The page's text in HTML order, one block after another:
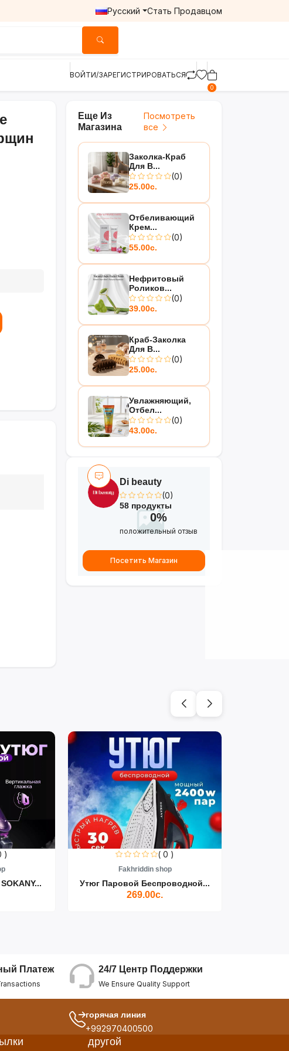
Русский Стать Продавцом
ВОЙТИ/ЗАРЕГИСТРИРОВАТЬСЯ
0
Еще Из
Магазина
Посмотреть
все
Заколка-Краб
Для В...
(0)
25.00с.
Отбеливающий
Крем...
(0)
55.00с.
Нефритовый
Роликов...
(0)
39.00с.
Краб-Заколка
Для В...
(0)
25.00с.
Увлажняющий,
Отбел...
(0)
43.00с.
Di beauty
(0)
58 продукты
0%
положительный отзыв
Посетить Магазин
) ( 0 )
Fakhriddin shop
Утюг Паровой Беспроводной...
269.00с.
Платеж 24/7 Центр Поддержки
We Ensure Quality Support
горячая линия
+992970400500
другой